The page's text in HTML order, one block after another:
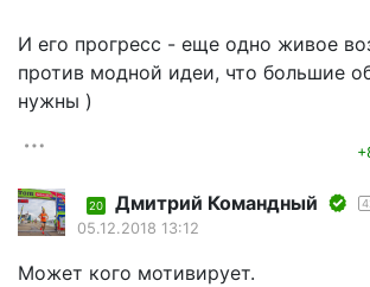
И его прогресс - еще одно живое
против модной идеи, что большие
нужны )
20 Дмитрий Командный
05.12.2018 13:12
Может кого мотивирует.